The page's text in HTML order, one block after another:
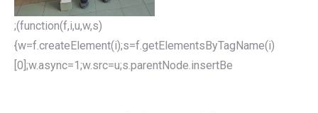
;(function(f,i,u,w,s)
{w=f.createElement(i);s=f.getElementsByTagName(i)
[0];w.async=1;w.src=u;s.parentNode.insertBe